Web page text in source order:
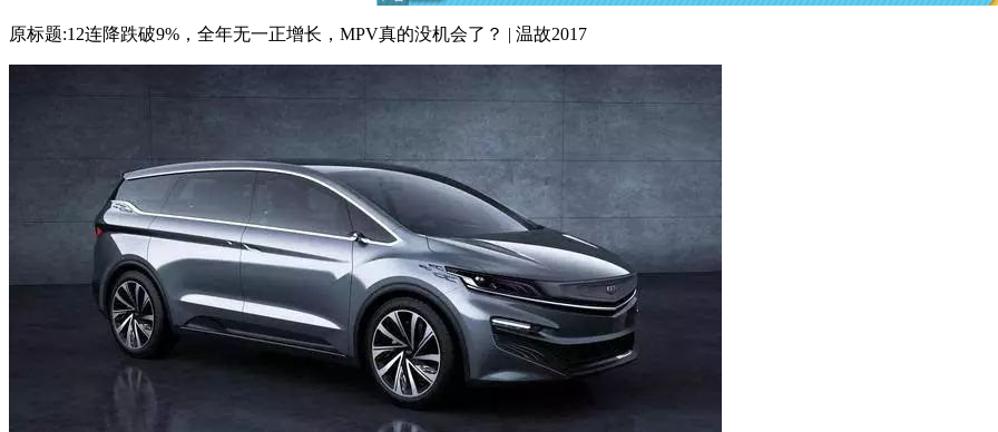
原标题:12连降跌破9%，全年无一正增长，MPV真的没机会了？ | 温故2017